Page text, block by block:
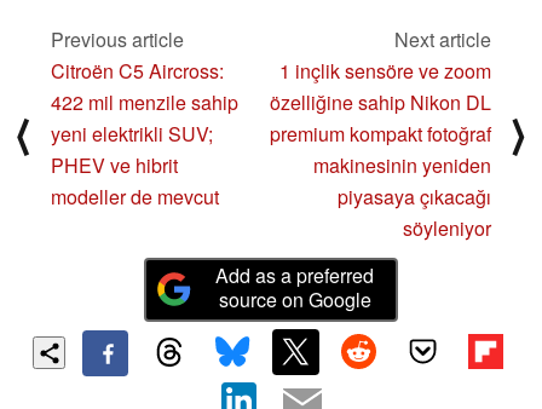
⟨
Previous article
Citroën C5 Aircross:
422 mil menzile sahip
yeni elektrikli SUV;
PHEV ve hibrit
modeller de mevcut
Next article
1 inçlik sensöre ve zoom
özelliğine sahip Nikon DL
premium kompakt fotoğraf
makinesinin yeniden
piyasaya çıkacağı
söyleniyor
⟩
Add as a preferred
source on Google